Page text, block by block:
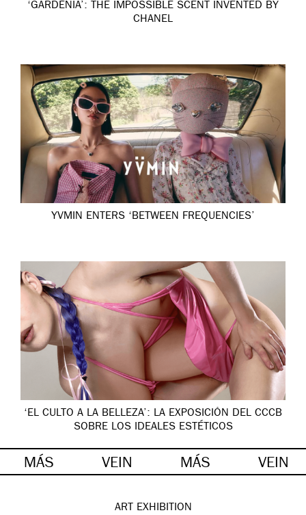
‘GARDÉNIA’: THE IMPOSSIBLE SCENT INVENTED BY
CHANEL
YVMIN ENTERS ‘BETWEEN FREQUENCIES’
‘EL CULTO A LA BELLEZA’: LA EXPOSICIÓN DEL CCCB
SOBRE LOS IDEALES ESTÉTICOS
MÁS VEIN MÁS VEIN
ART EXHIBITION